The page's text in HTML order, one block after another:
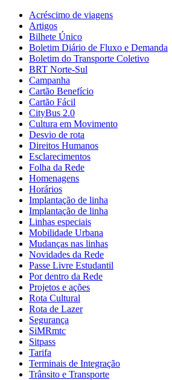
Acréscimo de viagens
Artigos
Bilhete Único
Boletim Diário de Fluxo e Demanda
Boletim do Transporte Coletivo
BRT Norte-Sul
Campanha
Cartão Benefício
Cartão Fácil
CityBus 2.0
Cultura em Movimento
Desvio de rota
Direitos Humanos
Esclarecimentos
Folha da Rede
Homenagens
Horários
Implantação de linha
Implantação de linha
Linhas especiais
Mobilidade Urbana
Mudanças nas linhas
Novidades da Rede
Passe Livre Estudantil
Por dentro da Rede
Projetos e ações
Rota Cultural
Rota de Lazer
Segurança
SiMRmtc
Sitpass
Tarifa
Terminais de Integração
Trânsito e Transporte